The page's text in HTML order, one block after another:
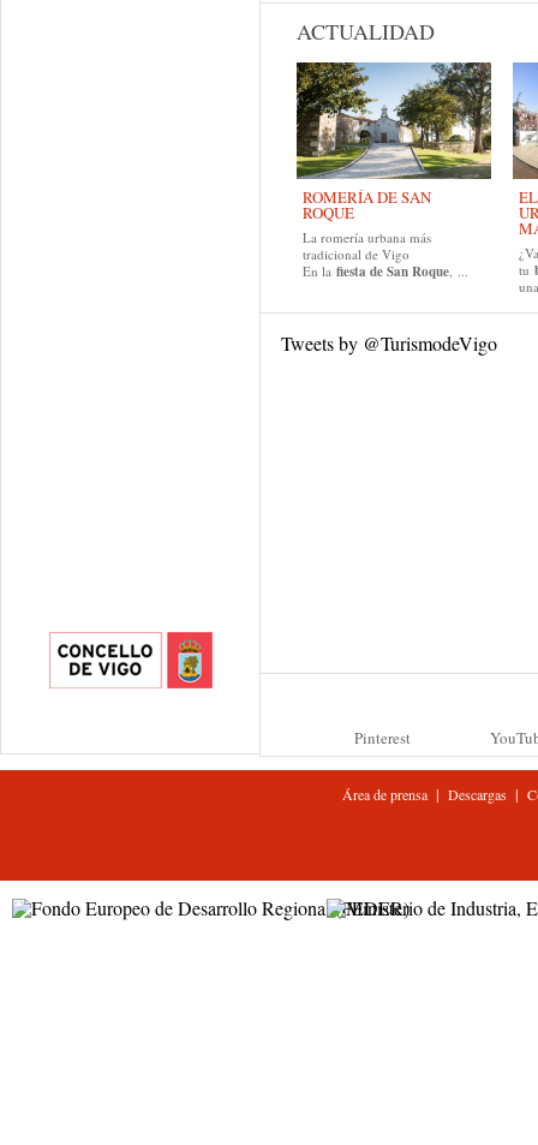
ACTUALIDAD
ROMERÍA DE SAN
ROQUE
La romería urbana más
tradicional de Vigo
En la fiesta de San Roque, ...
tu
Tweets by @TurismodeVigo
Pinterest
Área de prensa| Descargas|